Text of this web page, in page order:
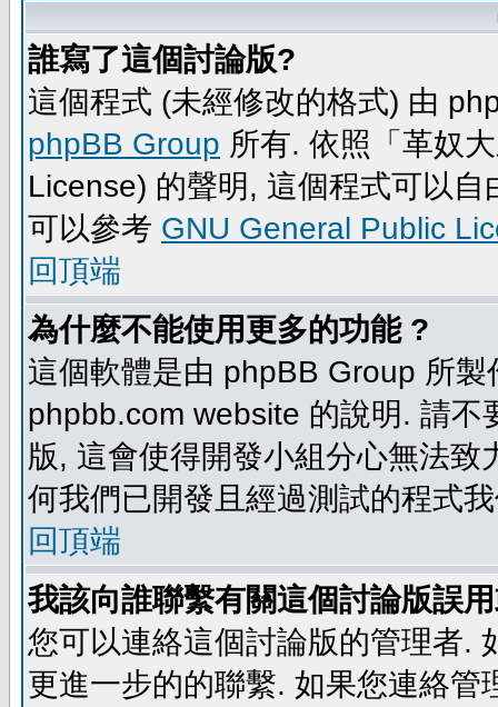
誰寫了這個討論版?
這個程式 (未經修改的格式) 由
phpBB Group 所有. 依照「革奴
License) 的聲明, 這個程式可以
可以參考 GNU General Public
回頂端
為什麼不能使用更多的功能 ?
這個軟體是由 phpBB Group 所
phpbb.com website 的說明. 請
版, 這會使得開發小組分心無法
何我們已開發且經過測試的程式
回頂端
我該向誰聯繫有關這個討論版誤
您可以連絡這個討論版的管理者.
更進一步的的聯繫. 如果您連絡